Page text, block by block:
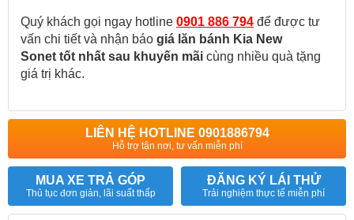
Quý khách gọi ngay hotline 0901 886 794 để được tư
vấn chi tiết và nhận báo giá lăn bánh Kia New
Sonet tốt nhất sau khuyến mãi cùng nhiều quà tặng
giá trị khác.
LIÊN HỆ HOTLINE 0901886794
Hỗ trợ tận nơi, tư vấn miễn phí
MUA XE TRẢ GÓP
Thủ tục đơn giản, lãi suất thấp
ĐĂNG KÝ LÁI THỬ
Trải nghiệm thực tế miễn phí